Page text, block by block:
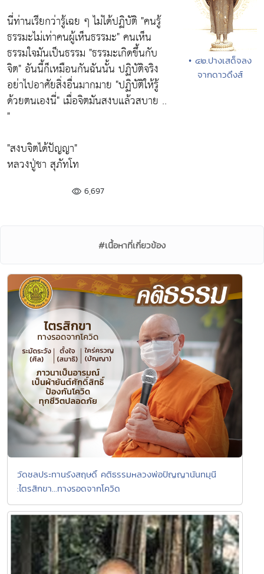
นี่ท่านเรียกว่ารู้เฉย ๆ ไม่ได้ปฏิบัติ "คนรู้
ธรรมะไม่เท่าคนผู้เห็นธรรมะ"คนเห็น
ธรรมใจมันเป็นธรรม "ธรรมะเกิดขึ้นกับ
จิต"อันนี้ก็เหมือนกันฉันนั้น ปฏิบัติจริง
อย่าไปอาศัยสิ่งอื่นมากมาย "ปฏิบัติให้รู้
ด้วยตนเองนี่" เมื่อจิตมันสงบแล้วสบาย ..
"
"สงบจิตได้ปัญญา"
หลวงปู่ชา สุภัทโท
6,697
• ๔๒.ปางเสด็จลง
จากดาวดึงส์
#เนื้อหาที่เกี่ยวข้อง
วัดชลประทานรังสฤษดิ์ คติธรรมหลวงพ่อปัญญานันทมุนี
:ไตรสิกขา...ทางรอดจากโควิด